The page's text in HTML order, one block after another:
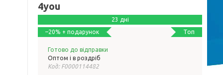
4you
Топ
23 дні
–20%
Готово до відправки
Оптом і в роздріб
Код: F0000114482